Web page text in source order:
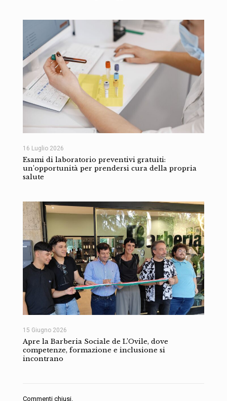
16 Luglio 2026
Esami di laboratorio preventivi gratuiti:
un’opportunità per prendersi cura della propria
salute
15 Giugno 2026
Apre la Barberia Sociale de L’Ovile, dove
competenze, formazione e inclusione si
incontrano
Commenti chiusi.